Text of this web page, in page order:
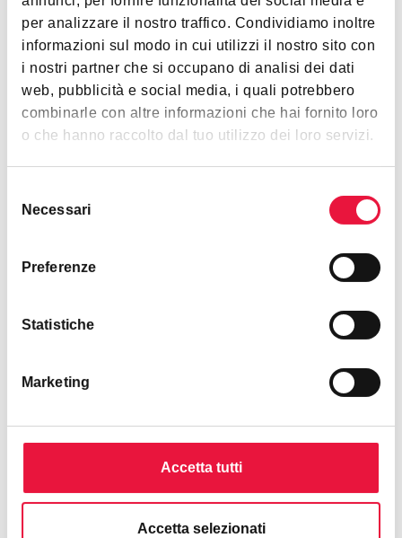
per analizzare il nostro traffico. Condividiamo inoltre
informazioni sul modo in cui utilizzi il nostro sito con
i nostri partner che si occupano di analisi dei dati
web, pubblicità e social media, i quali potrebbero
combinarle con altre informazioni che hai fornito loro
o che hanno raccolto dal tuo utilizzo dei loro servizi.
delNecessari
Preferenze
Statistiche
Marketing
Accetta tutti
Accetta selezionati
Venduto da
call
Richiedi informazioni Richiedi visita
Documenti
downloadRegolamento condominiale
download
downloadAllegato c - elenco immobili